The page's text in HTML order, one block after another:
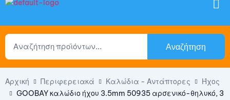
Αναζήτηση
Αρχική Περιφερειακά Καλώδια - Αντάπτορες
Ήχος
GOOBAY καλώδιο ήχου 3.5mm 50935 αρσενικό-θηλυκό, 3